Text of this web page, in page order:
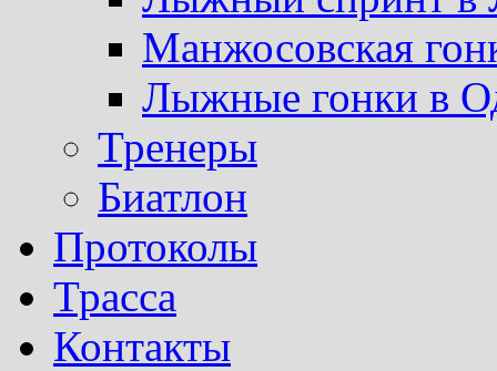
Манжосовская
Лыжные гонки в
Тренеры
Биатлон
Протоколы
Трасса
Контакты